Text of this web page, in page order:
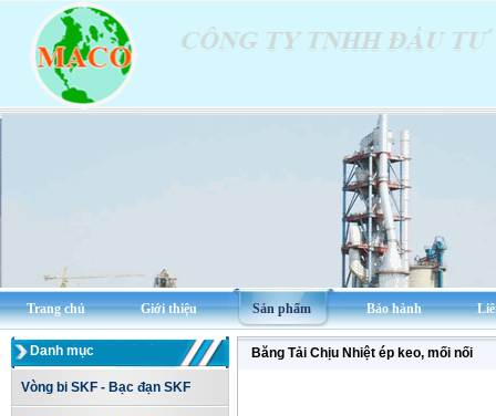
Trang chủ Giới thiệu Sản phẩm Bảo hành
Danh mục
Vòng bi SKF - Bạc đạn SKF
Băng Tải Chịu Nhiệt ép keo, mối nối